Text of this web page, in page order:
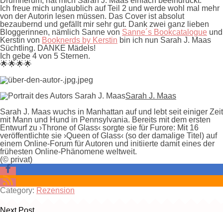
Ich freue mich unglaublich auf Teil 2 und werde wohl mal mehr
von der Autorin lesen müssen. Das Cover ist absolut
bezaubernd und gefällt mir sehr gut. Dank zwei ganz lieben
Bloggerinnen, nämlich Sanne von Sanne´s Bookcatalogue und
Kerstin von Booknerds by Kerstin bin ich nun Sarah J. Maas
Süchtling. DANKE Mädels!
Ich gebe 4 von 5 Sternen.
🌟🌟🌟🌟
Sarah J. Maas
Sarah J. Maas wuchs in Manhattan auf und lebt seit einiger Zeit
mit Mann und Hund in Pennsylvania. Bereits mit dem ersten
Entwurf zu ›Throne of Glass‹ sorgte sie für Furore: Mit 16
veröffentlichte sie ›Queen of Glass‹ (so der damalige Titel) auf
einem Online-Forum für Autoren und initiierte damit eines der
frühesten Online-Phänomene weltweit.
(© privat)
Category: Rezension
Next Post